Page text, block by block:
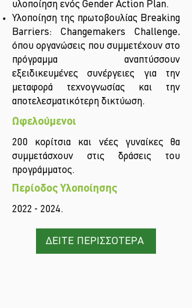
υλοποίηση ενός Gender Action Plan.
Υλοποίηση της πρωτοβουλίας Breaking
Barriers: Changemakers Challenge,
όπου οργανώσεις που συμμετέχουν στο
πρόγραμμα αναπτύσσουν
εξειδικευμένες συνέργειες για την
μεταφορά τεχνογνωσίας και την
αποτελεσματικότερη δικτύωση.
Ωφελούμενοι
200 κορίτσια και νέες γυναίκες θα
συμμετάσχουν στις δράσεις του
προγράμματος.
Περίοδος Υλοποίησης
2022 - 2024.
ΔΕΙΤΕ ΠΕΡΙΣΣΟΤΕΡΑ